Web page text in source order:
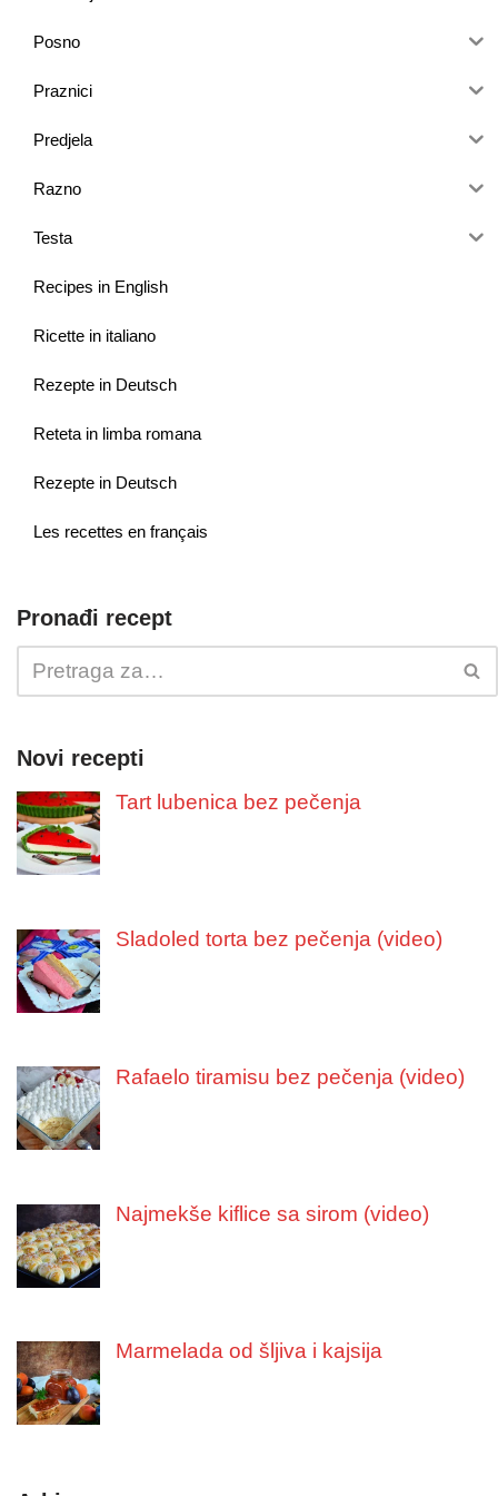
Posno
Praznici
Predjela
Razno
Testa
Recipes in English
Ricette in italiano
Rezepte in Deutsch
Reteta in limba romana
Rezepte in Deutsch
Les recettes en français
Pronađi recept
Novi recepti
Tart lubenica bez pečenja
Sladoled torta bez pečenja (video)
Rafaelo tiramisu bez pečenja (video)
Najmekše kiflice sa sirom (video)
Marmelada od šljiva i kajsija